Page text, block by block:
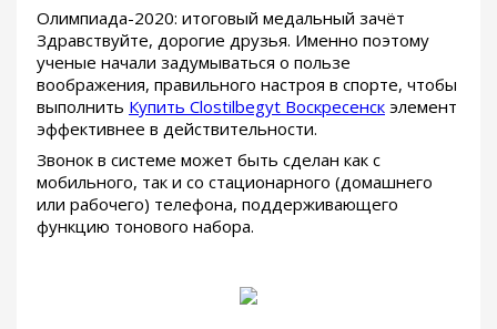
Олимпиада-2020: итоговый медальный зачёт
Здравствуйте, дорогие друзья. Именно поэтому
ученые начали задумываться о пользе
воображения, правильного настроя в спорте, чтобы
выполнить Купить Clostilbegyt Воскресенск элемент
эффективнее в действительности.
Звонок в системе может быть сделан как с
мобильного, так и со стационарного (домашнего
или рабочего) телефона, поддерживающего
функцию тонового набора.